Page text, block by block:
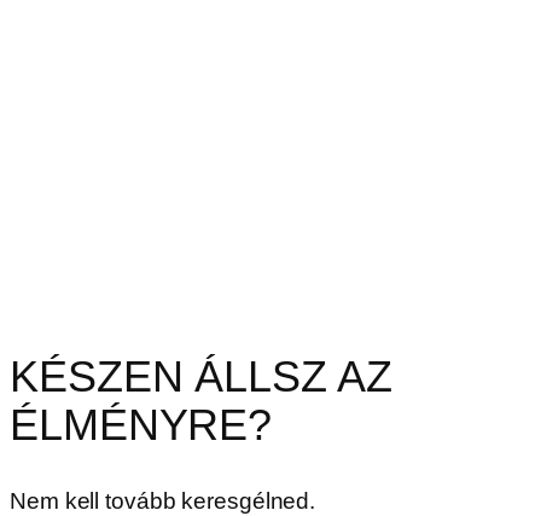
KÉSZEN ÁLLSZ AZ
ÉLMÉNYRE?
Nem kell tovább keresgélned.